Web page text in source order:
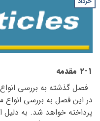
2-1 مقدمه
فصل گذشته به بررسی
در این فصل به بررسی انواع
پرداخته خواهد شد. به دلیل